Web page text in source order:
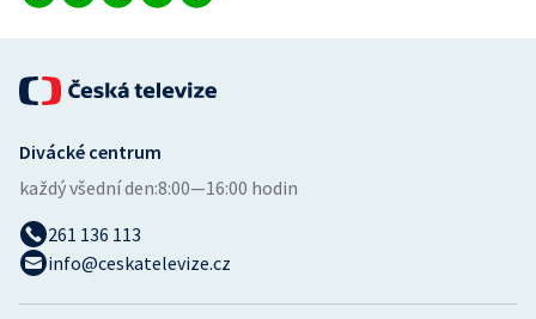
Volejbal
Ostatní
Divácké centrum
každý všední den:8:00—16:00 hodin
261 136 113
info@ceskatelevize.cz